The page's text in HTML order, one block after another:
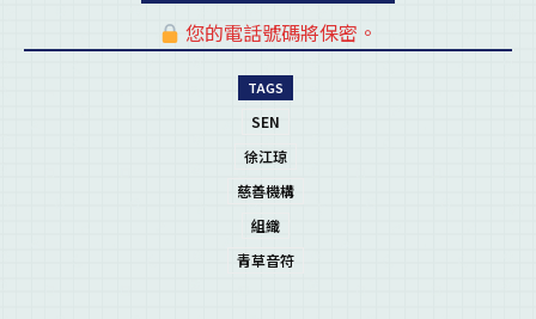
您的電話號碼將保密。
TAGS
SEN
徐江琼
慈善機構
組織
青草音符